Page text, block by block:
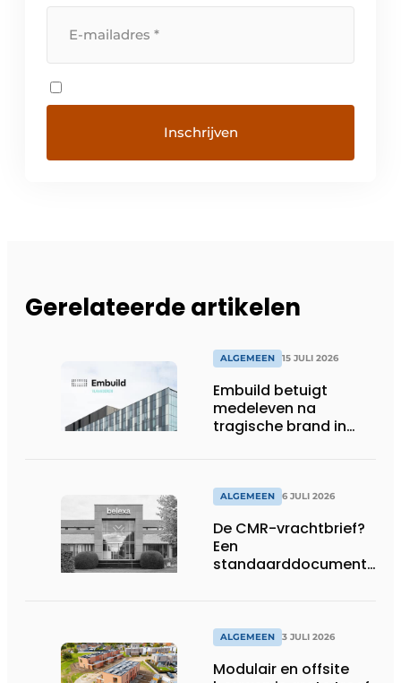
Gerelateerde artikelen
ALGEMEEN 15 JULI 2026
Embuild betuigt
medeleven na
tragische brand in
ALGEMEEN 6 JULI 2026
De CMR-vrachtbrief?
Een
standaarddocument
ALGEMEEN 3 JULI 2026
Modulair en offsite